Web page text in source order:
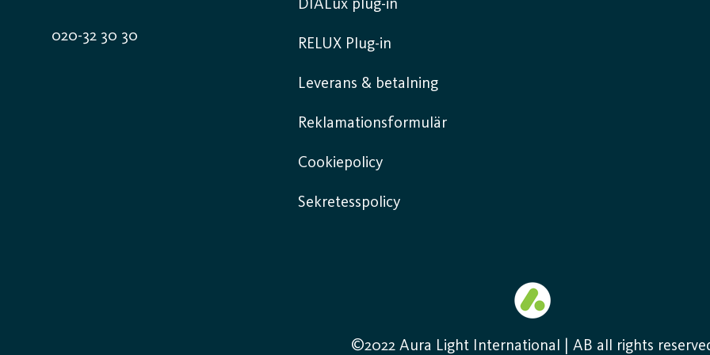
020-32 30 30
DIALux plug-in
RELUX Plug-in
Leverans & betalning
Reklamationsformulär
Cookiepolicy
Sekretesspolicy
©2022 Aura Light International | AB all rights